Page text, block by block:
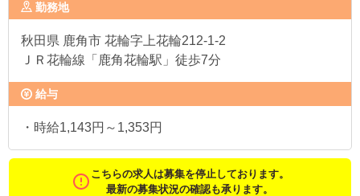
勤務地
秋田県 鹿角市 花輪字上花輪212-1-2
ＪＲ花輪線「鹿角花輪駅」徒歩7分
給与
・時給1,143円～1,353円
こちらの求人は募集を停止しております。
最新の募集状況の確認も承ります。